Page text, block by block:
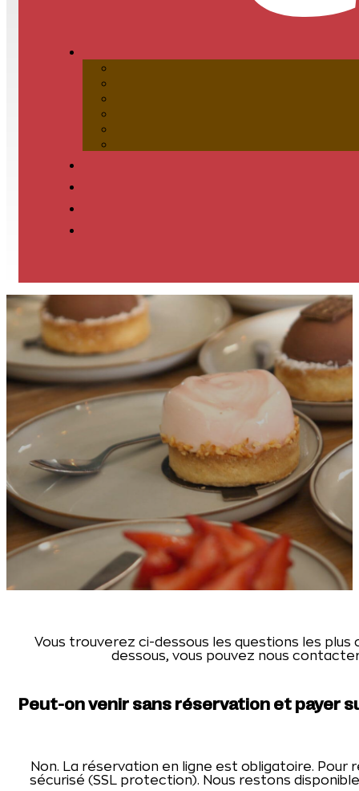
Vous trouverez ci-dessous les questions les
dessous, vous pouvez nous
Peut-on venir sans réservation et payer
Non. La réservation en ligne est obligatoire.
sécurisé (SSL protection). Nous restons